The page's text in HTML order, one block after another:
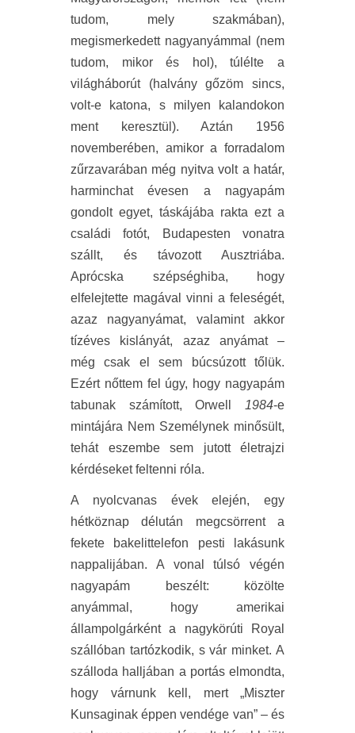
tudom, mely szakmában),
megismerkedett nagyanyámmal (nem
tudom, mikor és hol), túlélte a
világháborút (halvány gőzöm sincs,
volt-e katona, s milyen kalandokon
ment keresztül). Aztán 1956
novemberében, amikor a forradalom
zűrzavarában még nyitva volt a határ,
harminchat évesen a nagyapám
gondolt egyet, táskájába rakta ezt a
családi fotót, Budapesten vonatra
szállt, és távozott Ausztriába.
Aprócska szépséghiba, hogy
elfelejtette magával vinni a feleségét,
azaz nagyanyámat, valamint akkor
tízéves kislányát, azaz anyámat –
még csak el sem búcsúzott tőlük.
Ezért nőttem fel úgy, hogy nagyapám
tabunak számított, Orwell 1984-e
mintájára Nem Személynek minősült,
tehát eszembe sem jutott életrajzi
kérdéseket feltenni róla.
A nyolcvanas évek elején, egy
hétköznap délután megcsörrent a
fekete bakelittelefon pesti lakásunk
nappalijában. A vonal túlsó végén
nagyapám beszélt: közölte
anyámmal, hogy amerikai
állampolgárként a nagykörúti Royal
szállóban tartózkodik, s vár minket. A
szálloda halljában a portás elmondta,
hogy várnunk kell, mert „Miszter
Kunsaginak éppen vendége van” – és